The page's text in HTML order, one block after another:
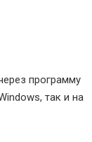
программу
так и на